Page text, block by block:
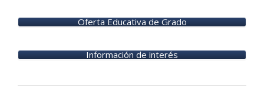
Oferta Educativa de Grado
Información de interés